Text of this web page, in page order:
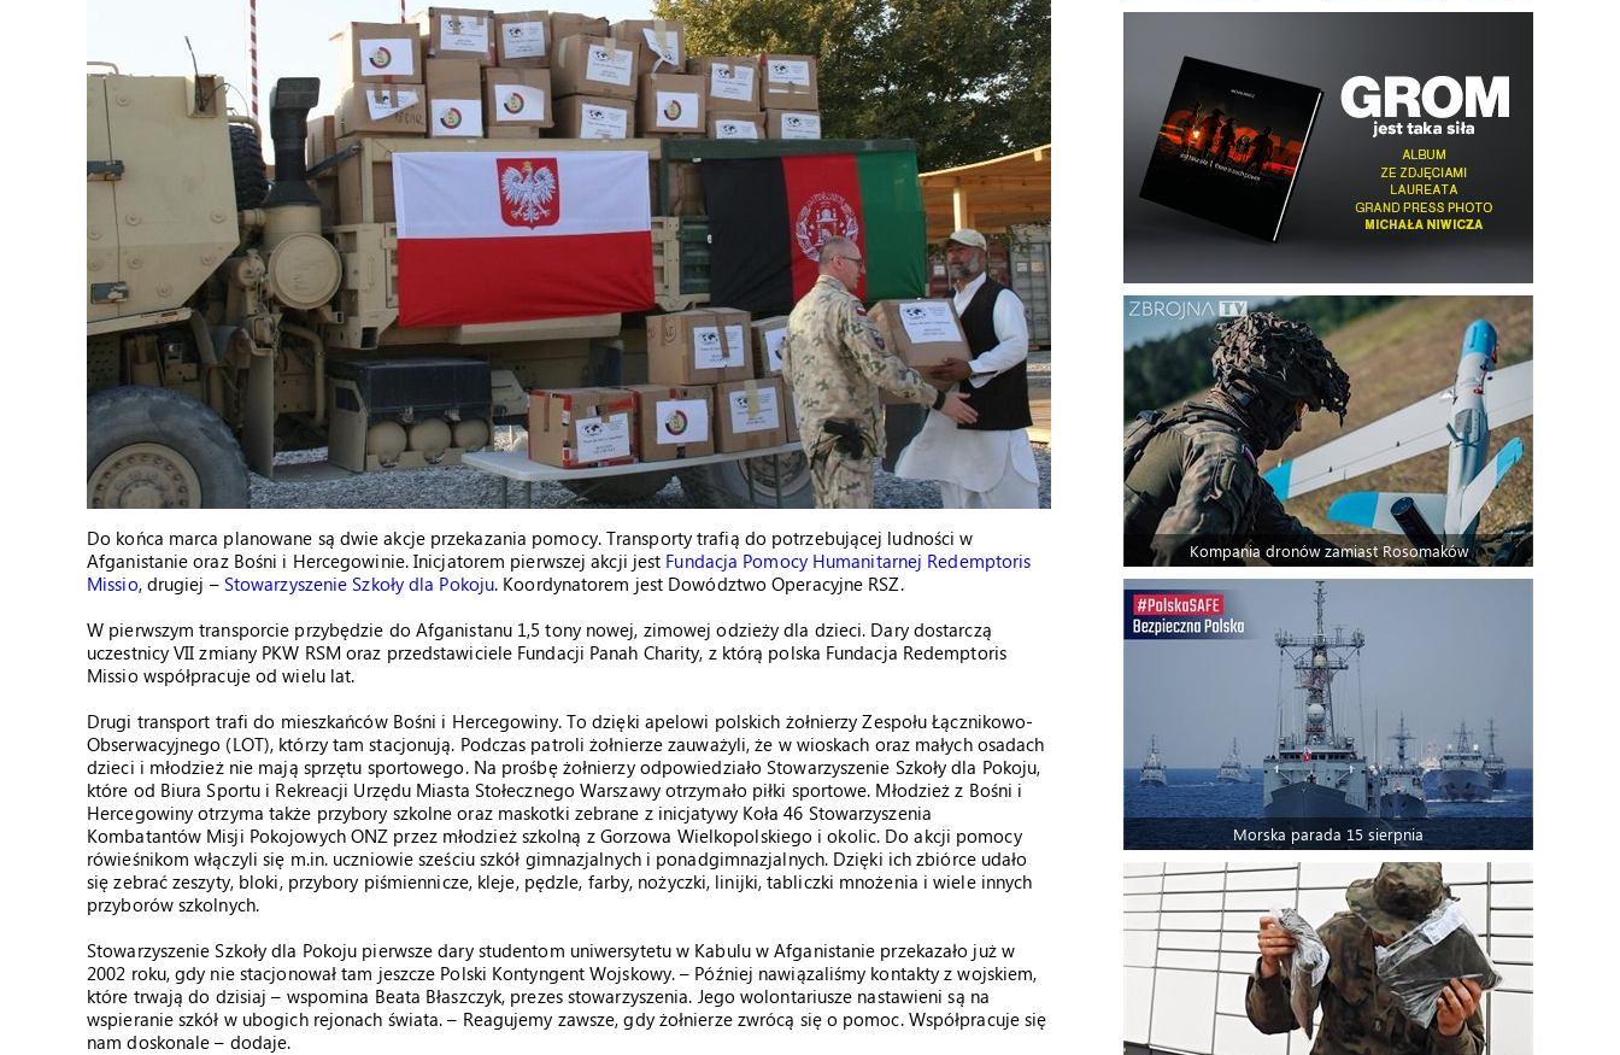
Do końca marca planowane są dwie akcje przekazania pomocy. Transporty trafią do potrzebującej ludności w
Afganistanie oraz Bośni i Hercegowinie. Inicjatorem pierwszej akcji jest Fundacja Pomocy Humanitarnej Redemptoris
Missio, drugiej – Stowarzyszenie Szkoły dla Pokoju. Koordynatorem jest Dowództwo Operacyjne RSZ.
W pierwszym transporcie przybędzie do Afganistanu 1,5 tony nowej, zimowej odzieży dla dzieci. Dary dostarczą
uczestnicy VII zmiany PKW RSM oraz przedstawiciele Fundacji Panah Charity, z którą polska Fundacja Redemptoris
Missio współpracuje od wielu lat.
Drugi transport trafi do mieszkańców Bośni i Hercegowiny. To dzięki apelowi polskich żołnierzy Zespołu Łącznikowo-
Obserwacyjnego (LOT), którzy tam stacjonują. Podczas patroli żołnierze zauważyli, że w wioskach oraz małych osadach
dzieci i młodzież nie mają sprzętu sportowego. Na prośbę żołnierzy odpowiedziało Stowarzyszenie Szkoły dla Pokoju,
które od Biura Sportu i Rekreacji Urzędu Miasta Stołecznego Warszawy otrzymało piłki sportowe. Młodzież z Bośni i
Hercegowiny otrzyma także przybory szkolne oraz maskotki zebrane z inicjatywy Koła 46 Stowarzyszenia
Kombatantów Misji Pokojowych ONZ przez młodzież szkolną z Gorzowa Wielkopolskiego i okolic. Do akcji pomocy
rówieśnikom włączyli się m.in. uczniowie sześciu szkół gimnazjalnych i ponadgimnazjalnych. Dzięki ich zbiórce udało
się zebrać zeszyty, bloki, przybory piśmiennicze, kleje, pędzle, farby, nożyczki, linijki, tabliczki mnożenia i wiele innych
przyborów szkolnych.
Stowarzyszenie Szkoły dla Pokoju pierwsze dary studentom uniwersytetu w Kabulu w Afganistanie przekazało już w
2002 roku, gdy nie stacjonował tam jeszcze Polski Kontyngent Wojskowy. – Później nawiązaliśmy kontakty z wojskiem,
które trwają do dzisiaj – wspomina Beata Błaszczyk, prezes stowarzyszenia. Jego wolontariusze nastawieni są na
wspieranie szkół w ubogich rejonach świata. – Reagujemy zawsze, gdy żołnierze zwrócą się o pomoc. Współpracuje się
nam doskonale – dodaje.
Kompania dronów zamiast Rosomaków
Morska parada 15 sierpnia